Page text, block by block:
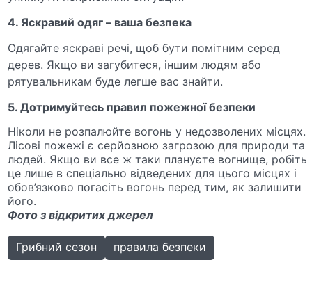
4. Яскравий одяг – ваша безпека
Одягайте яскраві речі, щоб бути помітним серед
дерев. Якщо ви загубитеся, іншим людям або
рятувальникам буде легше вас знайти.
5. Дотримуйтесь правил пожежної безпеки
Ніколи не розпалюйте вогонь у недозволених місцях.
Лісові пожежі є серйозною загрозою для природи та
людей. Якщо ви все ж таки плануєте вогнище, робіть
це лише в спеціально відведених для цього місцях і
обов’язково погасіть вогонь перед тим, як залишити
його.
Фото з відкритих джерел
Грибний сезон правила безпеки